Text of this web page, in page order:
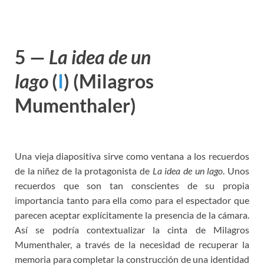
5 — La idea de un
lago(I) (Milagros
Mumenthaler)
Una vieja diapositiva sirve como ventana a los recuerdos
de la niñez de la protagonista de La idea de un lago . Unos
recuerdos que son tan conscientes de su propia
importancia tanto para ella como para el espectador que
parecen aceptar explícitamente la presencia de la cámara.
Así se podría contextualizar la cinta de Milagros
Mumenthaler, a través de la necesidad de recuperar la
memoria para completar la construcción de una identidad